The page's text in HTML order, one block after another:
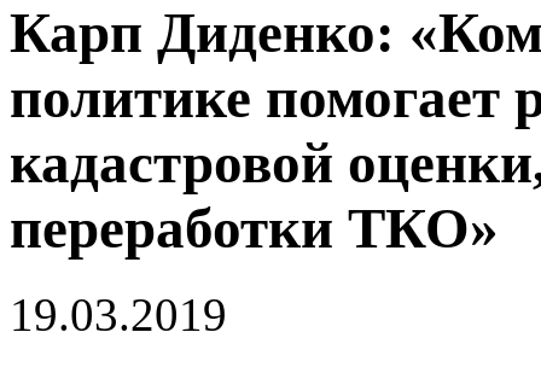
Карп Диденко:
политике
кадастровой
переработки ТКО»
19.03.2019